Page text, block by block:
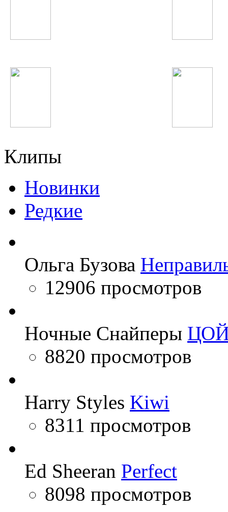
Клипы
Новинки
Редкие
Ольга Бузова
12906 просмотров
Ночные Снайперы
8820 просмотров
Harry Styles Kiwi
8311 просмотров
Ed Sheeran Perfect
8098 просмотров